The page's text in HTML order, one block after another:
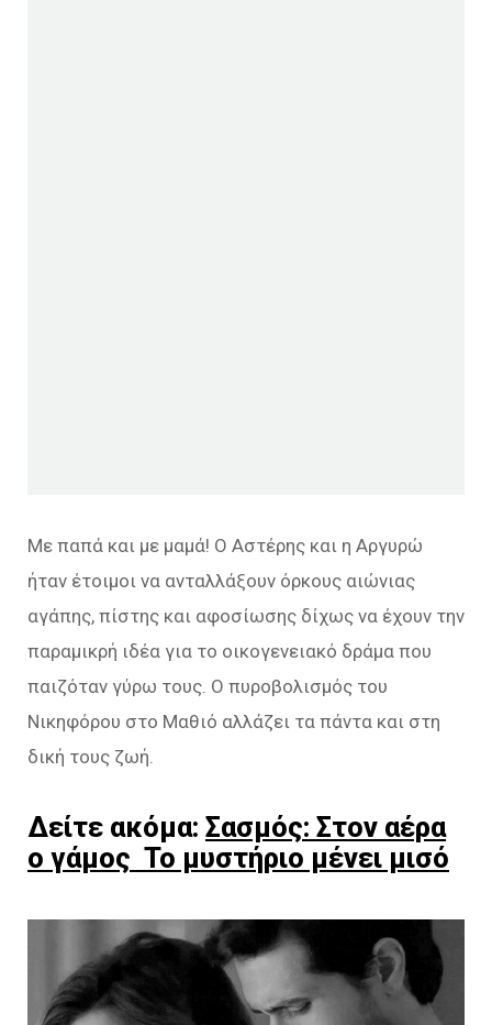
Με παπά και με μαμά! Ο Αστέρης και η Αργυρώ
ήταν έτοιμοι να ανταλλάξουν όρκους αιώνιας
αγάπης, πίστης και αφοσίωσης δίχως να έχουν την
παραμικρή ιδέα για το οικογενειακό δράμα που
παιζόταν γύρω τους. Ο πυροβολισμός του
Νικηφόρου στο Μαθιό αλλάζει τα πάντα και στη
δική τους ζωή.
Δείτε ακόμα: Σασμός: Στον αέρα
ο γάμος Το μυστήριο μένει μισό